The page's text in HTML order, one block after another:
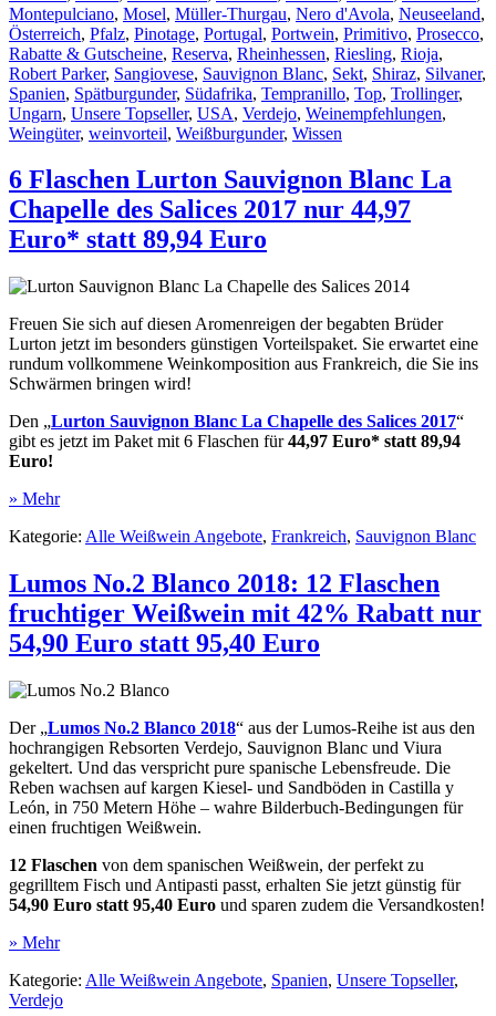
Montepulciano, Mosel, Müller-Thurgau, Nero d'Avola, Neuseeland,
Österreich, Pfalz, Pinotage, Portugal, Portwein, Primitivo, Prosecco,
Rabatte & Gutscheine, Reserva, Rheinhessen, Riesling, Rioja,
Robert Parker, Sangiovese, Sauvignon Blanc, Sekt, Shiraz, Silvaner,
Spanien, Spätburgunder, Südafrika, Tempranillo, Top, Trollinger,
Ungarn, Unsere Topseller, USA, Verdejo, Weinempfehlungen,
Weingüter, weinvorteil, Weißburgunder, Wissen
6 Flaschen Lurton Sauvignon Blanc La
Chapelle des Salices 2017 nur 44,97
Euro* statt 89,94 Euro
Freuen Sie sich auf diesen Aromenreigen der begabten Brüder
Lurton jetzt im besonders günstigen Vorteilspaket. Sie erwartet eine
rundum vollkommene Weinkomposition aus Frankreich, die Sie ins
Schwärmen bringen wird!
Den „Lurton Sauvignon Blanc La Chapelle des Salices 2017“
gibt es jetzt im Paket mit 6 Flaschen für44,97 Euro* statt 89,94
Euro!
» Mehr
Kategorie: Alle Weißwein Angebote, Frankreich, Sauvignon Blanc
Lumos No.2 Blanco 2018: 12 Flaschen
fruchtiger Weißwein mit 42% Rabatt nur
54,90 Euro statt 95,40 Euro
Der „Lumos No.2 Blanco 2018“ aus der Lumos-Reihe ist aus den
hochrangigen Rebsorten Verdejo, Sauvignon Blanc und Viura
gekeltert. Und das verspricht pure spanische Lebensfreude. Die
Reben wachsen auf kargen Kiesel- und Sandböden in Castilla y
León, in 750 Metern Höhe – wahre Bilderbuch-Bedingungen für
einen fruchtigen Weißwein.
12 Flaschen von dem spanischen Weißwein, der perfekt zu
gegrilltem Fisch und Antipasti passt, erhalten Sie jetzt günstig für
54,90 Euro statt 95,40 Euro und sparen zudem die Versandkosten!
» Mehr
Kategorie: Alle Weißwein Angebote, Spanien, Unsere Topseller,
Verdejo